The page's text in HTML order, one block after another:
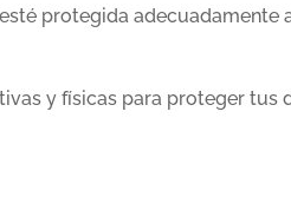
protegida
y físicas para proteger